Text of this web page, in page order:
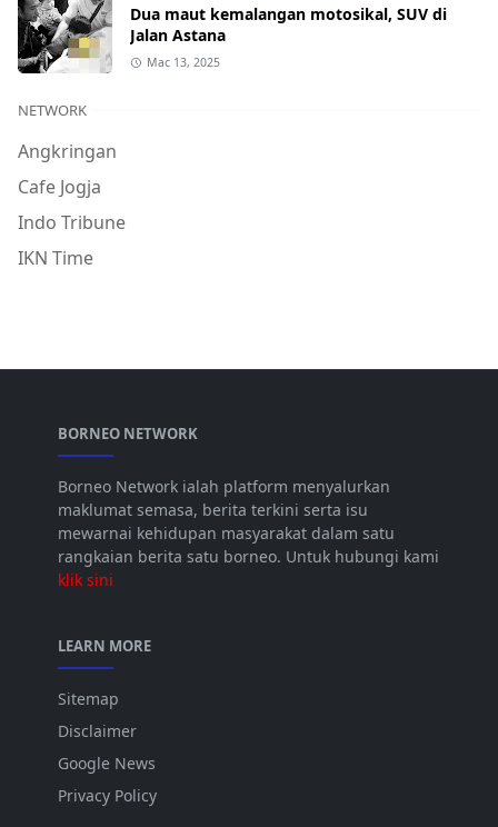
Dua maut kemalangan motosikal, SUV di
Jalan Astana
Mac 13, 2025
NETWORK
Angkringan
Cafe Jogja
Indo Tribune
IKN Time
BORNEO NETWORK
Borneo Network ialah platform menyalurkan
maklumat semasa, berita terkini serta isu
mewarnai kehidupan masyarakat dalam satu
rangkaian berita satu borneo. Untuk hubungi kami
klik sini
LEARN MORE
Sitemap
Disclaimer
Google News
Privacy Policy